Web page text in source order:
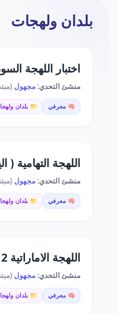
بلدان ولهجات
اختبار اللهجة
منشئ التحدي:مجهول
🧠 معرفي 📁 بلدان
اللهجة التهامية (
منشئ التحدي:مجهول
🧠 معرفي 📁 بلدان
اللهجة الاماراتية 2
منشئ التحدي:مجهول
🧠 معرفي 📁 بلدان